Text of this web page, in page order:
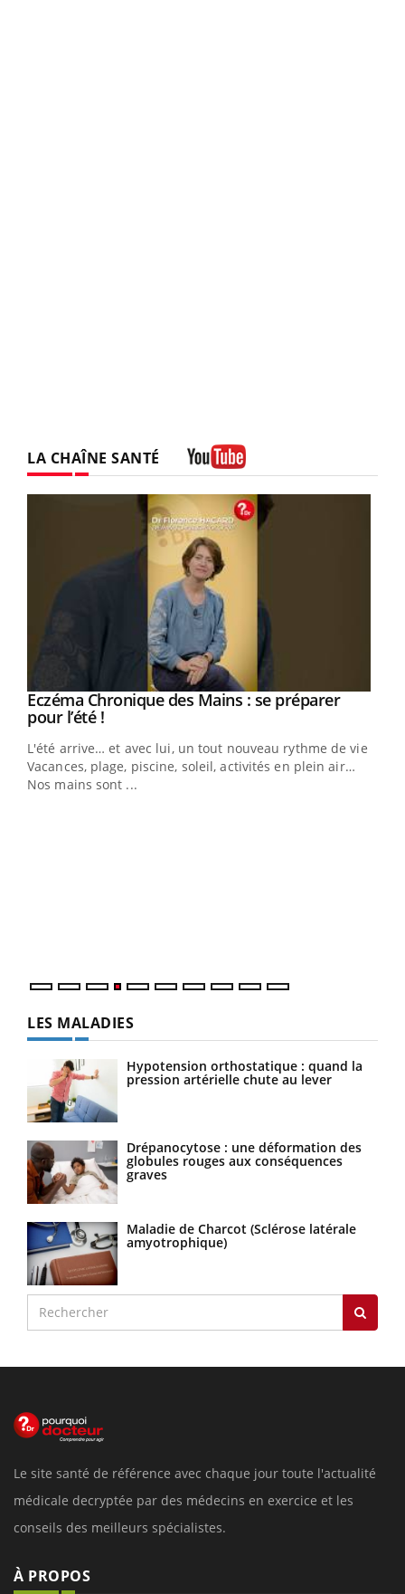
LA CHAÎNE SANTÉ
Youtube
Eczéma Chronique des Mains : se préparer
pour l’été !Youtube
L'été arrive… et avec lui, un tout nouveau rythme de vie !
Vacances, plage, piscine, soleil, activités en plein air…
Nos mains sont ...
LES MALADIES
Hypotension orthostatique : quand la
pression artérielle chute au lever
Drépanocytose : une déformation des
globules rouges aux conséquences
graves
Maladie de Charcot (Sclérose latérale
amyotrophique)
Le site santé de référence avec chaque jour toute l'actualité
médicale decryptée par des médecins en exercice et les
conseils des meilleurs spécialistes.
À PROPOS